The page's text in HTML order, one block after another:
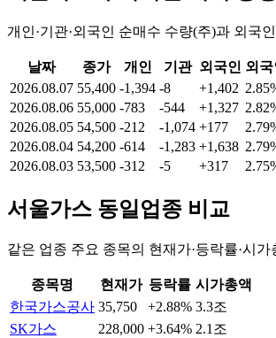
개인·기관·외국인 순매수 수량(주)과 외국
날짜 종가 개인 기관 외국인 외
2026.08.07 55,400 -1,394 -8 +1,402
2026.08.06 55,000 -783 -544 +1,327
2026.08.05 54,500 -212 -1,074 +177
2026.08.04 54,200 -614 -1,283 +1,638
2026.08.03 53,500 -312 -5 +317
서울가스 동일업종 비교
같은 업종 주요 종목의 현재가·등락률·시가
종목명 현재가 등락률 시가총액
한국가스공사 35,750 +2.88% 3.3조
SK가스
228,000 +3.64% 2.1조